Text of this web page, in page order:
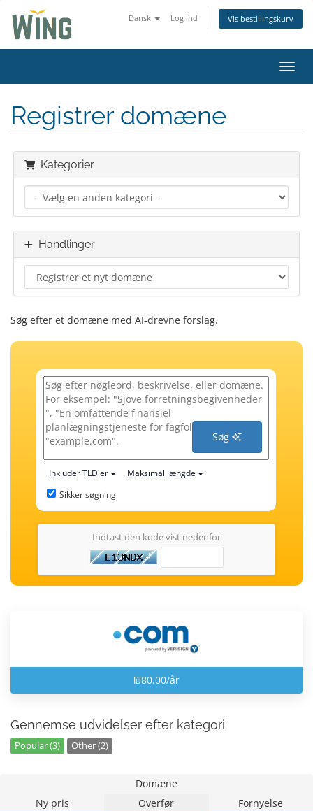
Dansk Log ind Vis bestillingskurv
Skift
Registrer domæne
Kategorier
Handlinger
Søg efter et domæne med AI-drevne forslag.
Søg
Inkluder TLD'er
Maksimal længde
Sikker søgning
Indtast den kode vist nedenfor
₪80.00/år
Gennemse udvidelser efter kategori
Popular (3) Other (2)
Domæne
Ny pris
Overfør Fornyelse